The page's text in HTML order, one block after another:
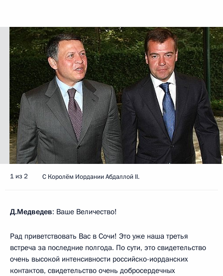
1 из 2 С Королём Иордании Абдаллой II.
Д.Медведев: Ваше Величество!
Рад приветствовать Вас в Сочи! Это уже наша третья
встреча за последние полгода. По сути, это свидетельство
очень высокой интенсивности российско-иорданских
контактов, свидетельство очень добросердечных